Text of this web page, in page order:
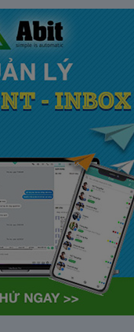
Bạn sẽ cảm thấy mệt mỏi, vì cứ
phải…
Bảng giá lượt view Youtube
tại Việt Nam và Hoa kỳ mới
28/05/2020
63364
Khi tham gia chương trình
Partner Program của YouTube,
…
Cách bỏ ẩn trò chuyện trên
Zalo ở thiết bị máy tính và
điện thoại iphone
26/05/2020
62305
Bỏ ẩn cuộc trò chuyện là tính
năng khá…